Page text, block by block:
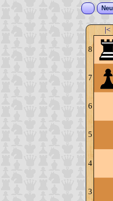
|<
8
7
6
5
4
3